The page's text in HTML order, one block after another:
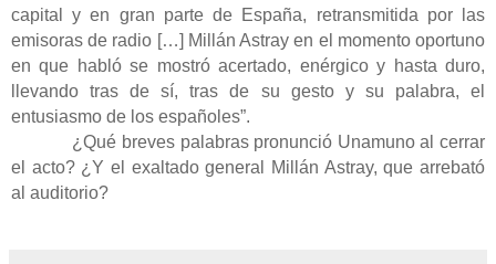
capital y en gran parte de España, retransmitida por las
emisoras de radio […] Millán Astray en el momento oportuno
en que habló se mostró acertado, enérgico y hasta duro,
llevando tras de sí, tras de su gesto y su palabra, el
entusiasmo de los españoles”.
¿Qué breves palabras pronunció Unamuno al cerrar
el acto? ¿Y el exaltado general Millán Astray, que arrebató
al auditorio?